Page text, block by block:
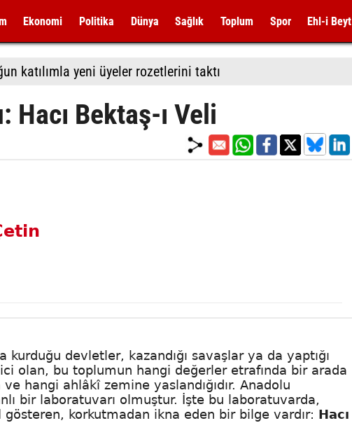
Ekonomi Politika Dünya Sağlık Toplum Spor Ehl-i Beyt
katılımla yeni üyeler rozetlerini taktı
Hacı Bektaş-ı Veli
devletler, kazandığı savaşlar ya da yaptığı
olan, bu toplumun hangi değerler etrafında bir arada
hangi ahlâkî zemine yaslandığıdır. Anadolu
bir laboratuvarı olmuştur. İşte bu laboratuvarda,
korkutmadan ikna eden bir bilge vardır: Hacı